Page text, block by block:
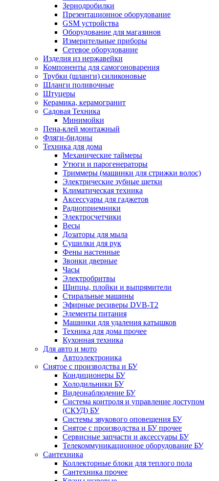
Зернодробилки
Презентационное оборудование
GSM устройства
Оборудование для магазинов
Измерительные приборы
Сетевое оборудование
Изделия из нержавейки
Компоненты для самогоноварения
Трубки (шланги) силиконовые
Шланги поливочные
Штуцеры
Керамика, керамогранит
Садовая Техника
Минимойки
Пена-клей монтажный
Фляги-бидоны
Техника для дома
Механические таймеры
Утюги и парогенераторы
Триммеры (машинки для стрижки волос)
Электрические зубные щетки
Климатическая техника
Аксессуары для гаджетов
Радиоприемники
Электросчетчики
Весы
Дозаторы для мыла
Сушилки для рук
Фены настенные
Звонки дверные
Часы
Электробритвы
Щипцы, плойки и выпрямители
Стиральные машины
Эфирные ресиверы DVB-T2
Элементы питания
Машинки для удаления катышков
Техника для дома прочее
Кухонная техника
Для авто и мото
Автоэлектроника
Снятое с производства и БУ
Кондиционеры БУ
Холодильники БУ
Видеонаблюдение БУ
Система контроля и управление доступом
(СКУД) БУ
Системы звукового оповещения БУ
Снятое с производства и БУ прочее
Сервисные запчасти и аксессуары БУ
Телекоммуникационное оборудование БУ
Сантехника
Коллекторные блоки для теплого пола
Сантехника прочее